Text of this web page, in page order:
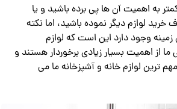
به اهمیت آن ها پی برده باشید و یا
لوازم دیگر نموده باشید، اما نکته
وجود دارد این است که لوازم
از اهمیت بسیار زیادی برخوردار هستند و
ترین لوازم خانه و آشپزخانه ما می